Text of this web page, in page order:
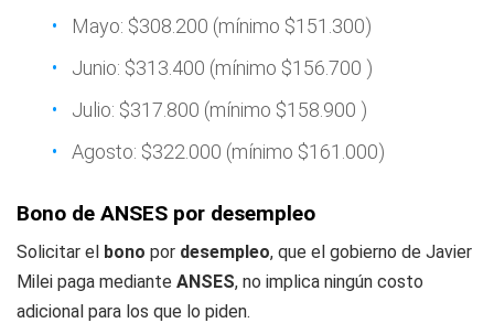
Mayo: $308.200 (mínimo $151.300)
Junio: $313.400 (mínimo $156.700 )
Julio: $317.800 (mínimo $158.900 )
Agosto: $322.000 (mínimo $161.000)
Bono de ANSES por desempleo
Solicitar el bono por desempleo, que el gobierno de Javier
Milei paga mediante ANSES, no implica ningún costo
adicional para los que lo piden.